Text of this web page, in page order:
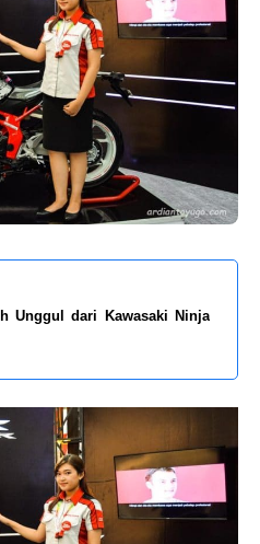
Unggul dari Kawasaki Ninja